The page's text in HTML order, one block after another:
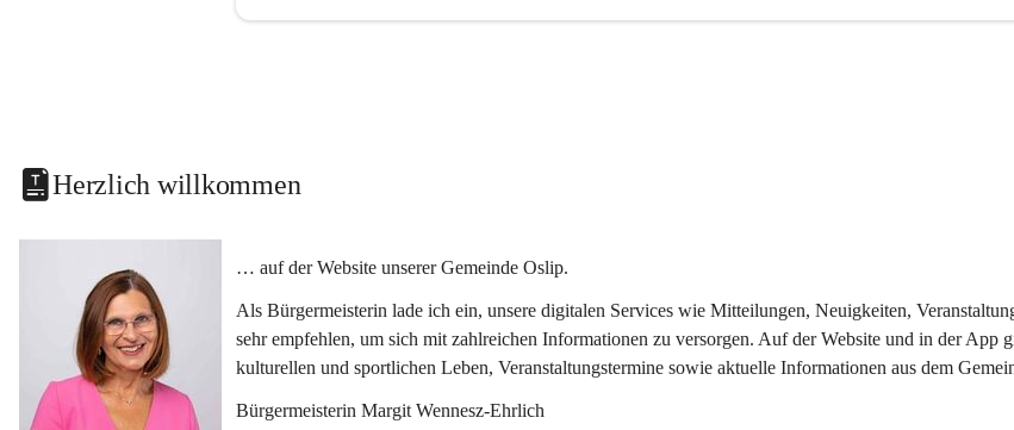
Herzlich willkommen
… auf der Website unserer Gemeinde Oslip.
Als Bürgermeisterin lade ich ein, unsere digitalen Services wie Mitteilungen, Neuigkeiten,
sehr empfehlen, um sich mit zahlreichen Informationen zu versorgen. Auf der Website und in der App
kulturellen und sportlichen Leben, Veranstaltungstermine sowie aktuelle Informationen aus dem
Bürgermeisterin Margit Wennesz-Ehrlich